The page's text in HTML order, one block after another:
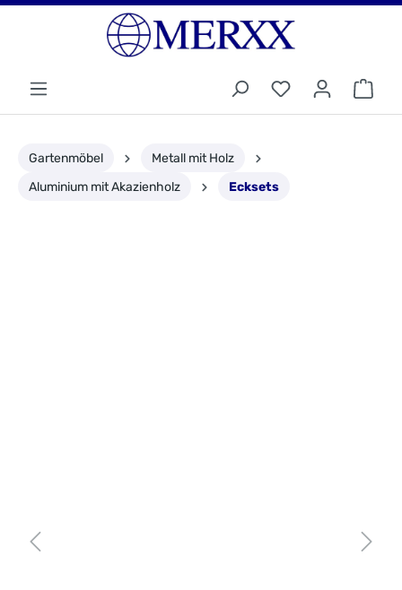
Gartenmöbel
Metall mit Holz
Aluminium mit Akazienholz
Ecksets